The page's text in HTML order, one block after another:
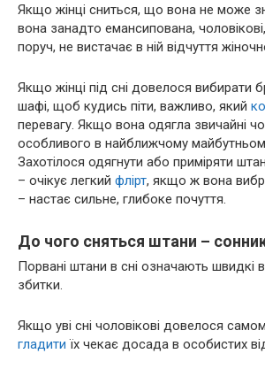
Якщо жінці сниться, що вона не може
вона занадто емансипована,
поруч, не вистачає в ній відчуття
Якщо жінці під сні довелося вибирати
шафі, щоб кудись піти, важливо, який
перевагу. Якщо вона одягла звичайні
особливого в найближчому
Захотілося одягнути або приміряти
– очікує легкий флірт, якщо ж вона
– настає сильне, глибоке почуття.
До чого сняться штани –
Порвані штани в сні означають швидкі
збитки.
Якщо уві сні чоловікові довелося
гладити їх чекає досада в особистих